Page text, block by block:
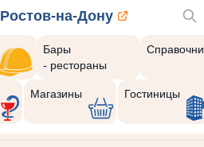
Ростов-на-Дону
Бары
- рестораны
Магазины Гостиницы